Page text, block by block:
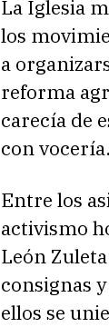
La Iglesia
los
a
reforma
carecía de
con vocería.
Entre los
activismo
León
consignas
ellos se